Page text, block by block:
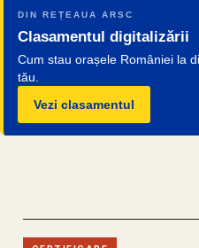
DIN REȚEAUA ARSC
Clasamentul digitalizării
Cum stau orașele României la
tău.
Vezi clasamentul